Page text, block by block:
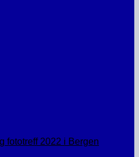
fototreff 2022 i Bergen